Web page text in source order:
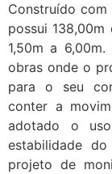
Construído
possui
1,50m a
obras onde o
para o seu
conter a
adotado o
estabilidade
projeto de